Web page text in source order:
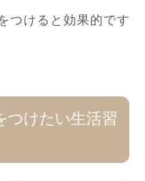
つけると効果的です
つけたい生活習